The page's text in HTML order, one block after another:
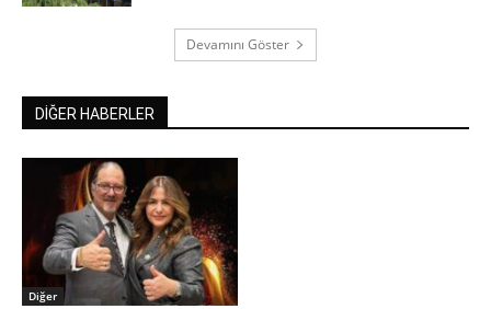
Devamını Göster
DİĞER HABERLER
Diğer